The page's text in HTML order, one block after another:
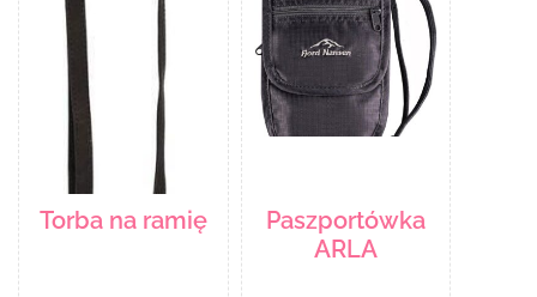
Torba na ramię
Paszportówka
ARLA